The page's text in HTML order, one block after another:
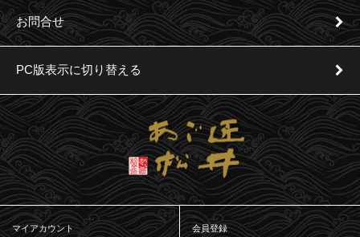
お問合せ
PC版表示に切り替える
マイアカウント 会員登録